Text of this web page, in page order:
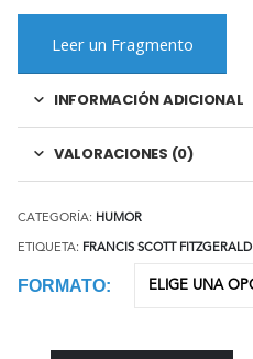
Leer un Fragmento
INFORMACIÓN ADICIONAL
VALORACIONES (0)
CATEGORÍA: HUMOR
ETIQUETA: FRANCIS SCOTT FITZGERALD
FORMATO